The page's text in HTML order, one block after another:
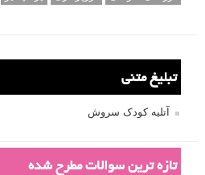
تبلیغ متنی
آتلیه کودک سروش
تازه ترین سوالات مطرح شده